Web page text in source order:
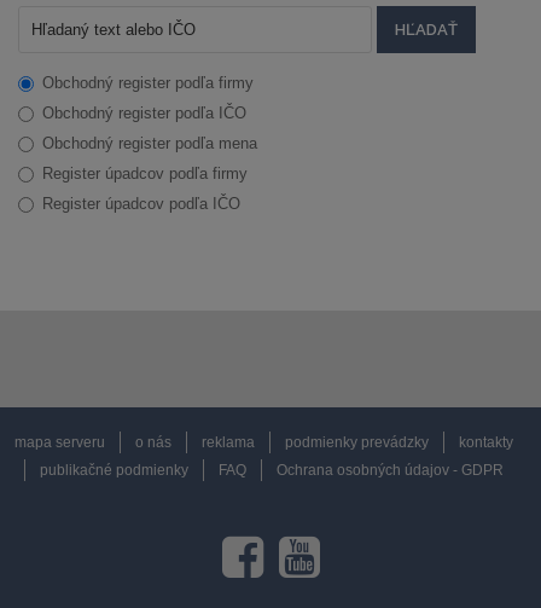
Obchodný register podľa firmy
Obchodný register podľa IČO
Obchodný register podľa mena
Register úpadcov podľa firmy
Register úpadcov podľa IČO
mapa serveru o nás reklama podmienky prevádzky
kontakty
publikačné podmienky
FAQ Ochrana osobných údajov - GDPR